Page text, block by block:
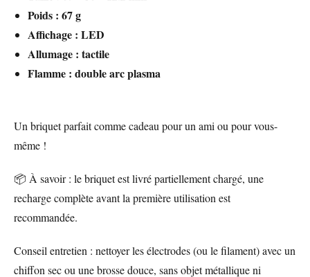
Poids : 67 g
Affichage : LED
Allumage : tactile
Flamme : double arc plasma
Un briquet parfait comme cadeau pour un ami ou pour vous-
même !
📦 À savoir : le briquet est livré partiellement chargé, une
recharge complète avant la première utilisation est
recommandée.
Conseil entretien : nettoyer les électrodes (ou le filament) avec un
chiffon sec ou une brosse douce, sans objet métallique ni